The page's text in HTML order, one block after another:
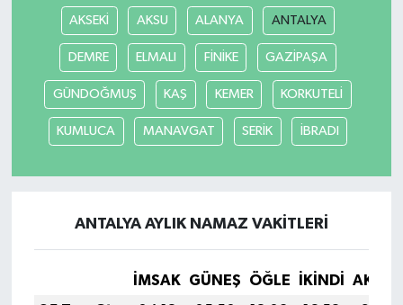
AKSEKİ AKSU ALANYA ANTALYA
DEMRE ELMALI FİNİKE GAZİPAŞA
GÜNDOĞMUŞ KAŞ KEMER KORKUTELİ
KUMLUCA MANAVGAT SERİK İBRADI
ANTALYA AYLIK NAMAZ VAKITLERI
İMSAK GÜNEŞ ÖĞLE İKINDI